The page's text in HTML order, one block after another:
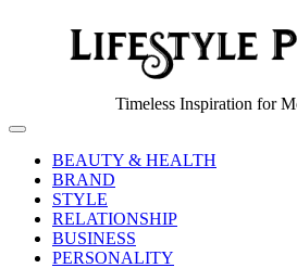
People
Timeless Inspiration for
Off
CanvasBEAUTY & HEALTH
BRAND
STYLE
RELATIONSHIP
BUSINESS
PERSONALITY